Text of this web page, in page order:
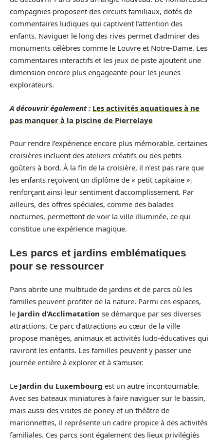
compagnies proposent des circuits familiaux, dotés de
commentaires ludiques qui captivent l’attention des
enfants. Naviguer le long des rives permet d’admirer des
monuments célèbres comme le Louvre et Notre-Dame. Les
commentaires interactifs et les jeux de piste ajoutent une
dimension encore plus engageante pour les jeunes
explorateurs.
A découvrir également : Les activités aquatiques à ne
pas manquer à la piscine de Pierrelaye
Pour rendre l’expérience encore plus mémorable, certaines
croisières incluent des ateliers créatifs ou des petits
goûters à bord. À la fin de la croisière, il n’est pas rare que
les enfants reçoivent un diplôme de « petit capitaine »,
renforçant ainsi leur sentiment d’accomplissement. Par
ailleurs, des offres spéciales, comme des balades
nocturnes, permettent de voir la ville illuminée, ce qui
constitue une expérience magique.
Les parcs et jardins emblématiques
pour se ressourcer
Paris abrite une multitude de jardins et de parcs où les
familles peuvent profiter de la nature. Parmi ces espaces,
le Jardin d’Acclimatation se démarque par ses diverses
attractions. Ce parc d’attractions au cœur de la ville
propose manèges, animaux et activités ludo-éducatives qui
raviront les enfants. Les familles peuvent y passer une
journée entière à explorer et à s’amuser.
Le Jardin du Luxembourg est un autre incontournable.
Avec ses bateaux miniatures à faire naviguer sur le bassin,
mais aussi des visites de poney et un théâtre de
marionnettes, il représente un cadre propice à des activités
familiales. Ces parcs sont également des lieux privilégiés